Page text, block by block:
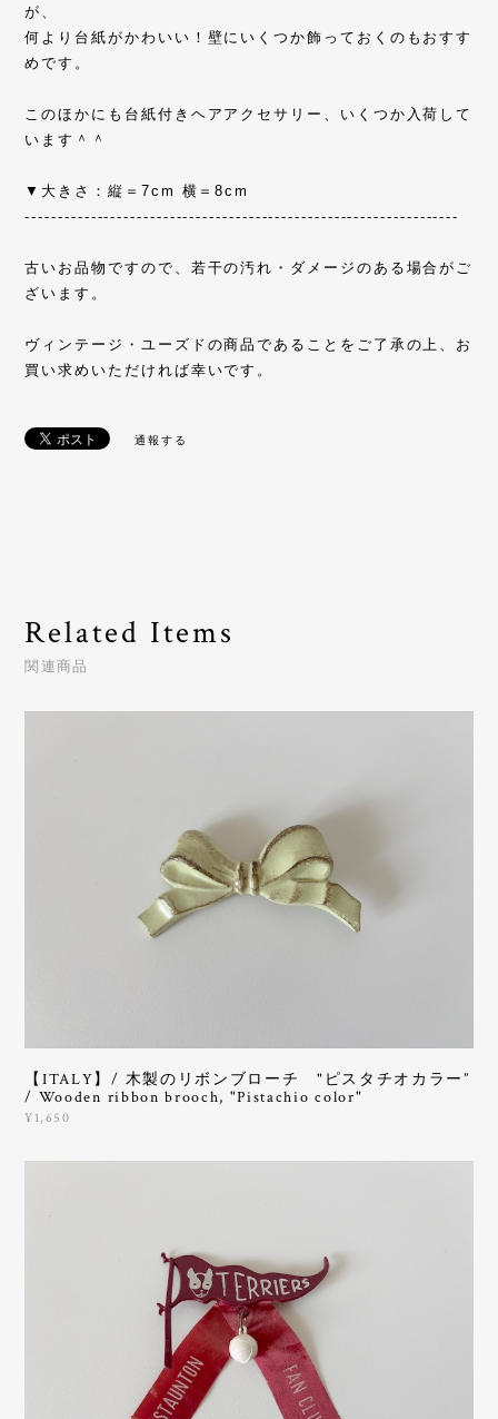
が、
何より台紙がかわいい！壁にいくつか飾っておくのもおすす
めです。
このほかにも台紙付きヘアアクセサリー、いくつか入荷して
います＾＾
▼大きさ：縦＝7cm 横＝8cm
------------------------------------------------------------------
古いお品物ですので、若干の汚れ・ダメージのある場合がご
ざいます。
ヴィンテージ・ユーズドの商品であることをご了承の上、お
買い求めいただければ幸いです。
通報する
Related Items
関連商品
【ITALY】/ 木製のリボンブローチ "ピスタチオカラー”
/ Wooden ribbon brooch, "Pistachio color"
¥1,650